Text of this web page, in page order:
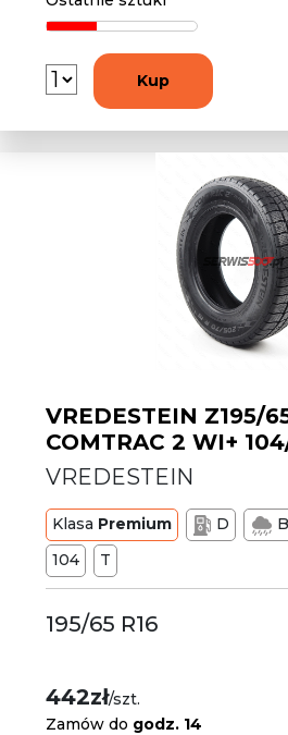
Kup
VREDESTEIN Z195/
COMTRAC 2 WI+
VREDESTEIN
Klasa Premium D B
104
T
195/65 R16
442zł/szt.
Zamów do godz. 14